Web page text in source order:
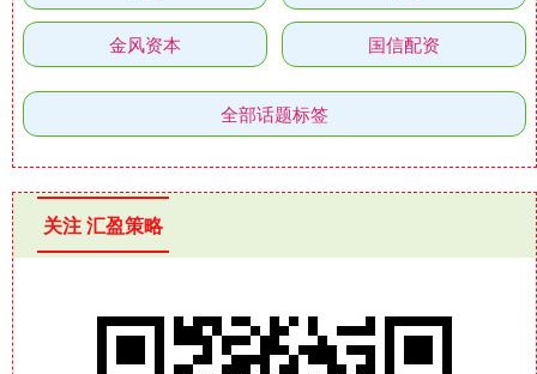
金风资本 国信配资
全部话题标签
关注 汇盈策略